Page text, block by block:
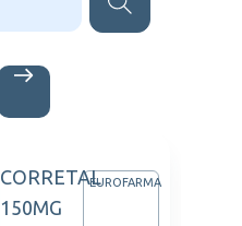
CORRETAL
150MG
EUROFARMA